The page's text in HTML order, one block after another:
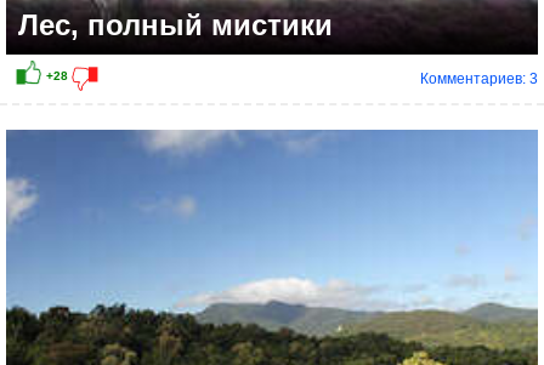
Лес, полный мистики
Комментариев: 3